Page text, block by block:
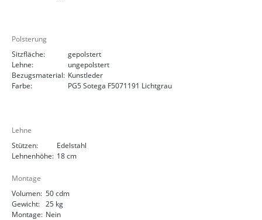
Polsterung
Sitzfläche:
gepolstert
Lehne:
ungepolstert
Bezugsmaterial: Kunstleder
Farbe:
PG5 Sotega F5071191 Lichtgrau
Lehne
Stützen:
Edelstahl
Lehnenhöhe: 18 cm
Montage
Volumen: 50 cdm
Gewicht: 25 kg
Montage: Nein